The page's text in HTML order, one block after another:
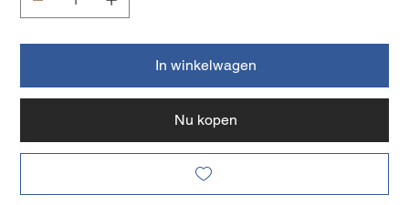
In winkelwagen
Nu kopen